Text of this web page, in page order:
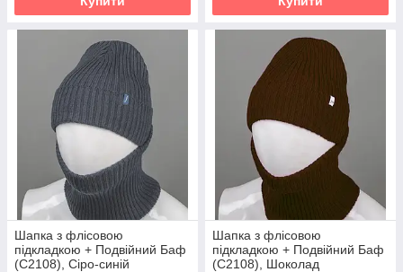
Шапка з флісовою
підкладкою + Подвійний Баф
(С2108), Сіро-синій
Шапка з флісовою
підкладкою + Подвійний Баф
(С2108), Шоколад